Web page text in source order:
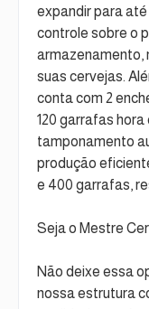
expandir para
controle sobre o
armazenamento,
suas cervejas.
conta com 2
120 garrafas
tamponamento
produção
e 400 garrafas,
Seja o Mestre
Não deixe essa
nossa estrutura